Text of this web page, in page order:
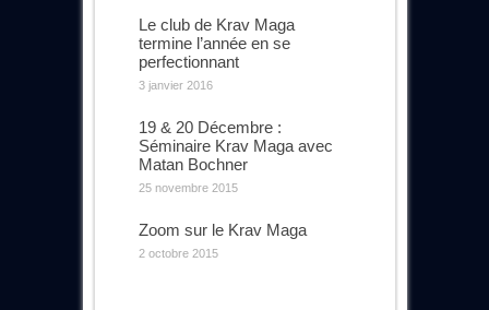
Le club de Krav Maga
termine l’année en se
perfectionnant
3 janvier 2016
19 & 20 Décembre :
Séminaire Krav Maga avec
Matan Bochner
25 novembre 2015
Zoom sur le Krav Maga
2 octobre 2015